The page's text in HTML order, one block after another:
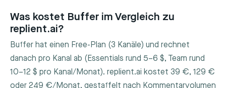
Was kostet Buffer im Vergleich zu
replient.ai?
Buffer hat einen Free-Plan (3 Kanäle) und rechnet
danach pro Kanal ab (Essentials rund 5–6 $, Team rund
10–12 $ pro Kanal/Monat). replient.ai kostet 39 €, 129 €
oder 249 €/Monat, gestaffelt nach Kommentarvolumen